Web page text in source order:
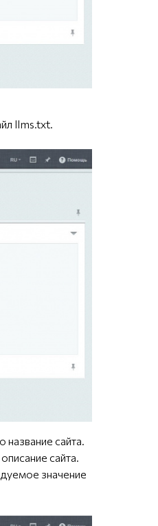
llms.txt.
сайта.
сайта.
значение